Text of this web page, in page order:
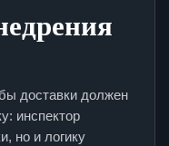
доставки должен
инспектор
но и логику